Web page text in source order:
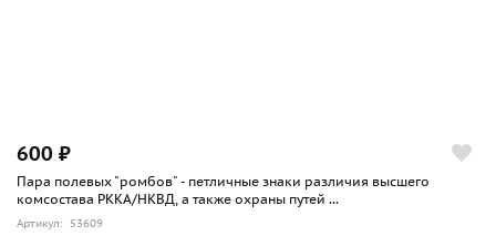
600 ₽
Пара полевых "ромбов" - петличные знаки различия высшего
комсостава РККА/НКВД, а также охраны путей ...
Артикул: 53609